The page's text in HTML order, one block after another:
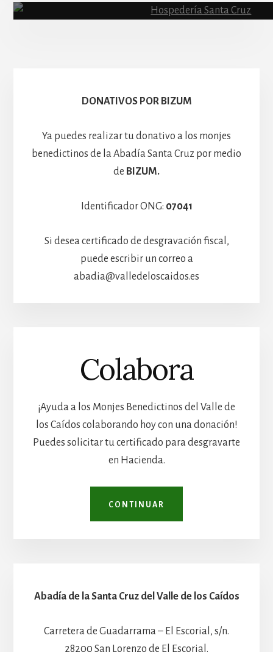
Hospedería
DONATIVOS POR BIZUM
Ya puedes realizar tu donativo a los monjes
benedictinos de la Abadía Santa Cruz por medio
de BIZUM.
Identificador ONG: 07041
Si desea certificado de desgravación fiscal,
puede escribir un correo a
abadia@valledeloscaidos.es
Colabora
¡Ayuda a los Monjes Benedictinos del Valle de
los Caídos colaborando hoy con una donación!
Puedes solicitar tu certificado para desgravarte
en Hacienda.
CONTINUAR
Abadía de la Santa Cruz del Valle de los Caídos
Carretera de Guadarrama – El Escorial, s/n.
28200 San Lorenzo de El Escorial.